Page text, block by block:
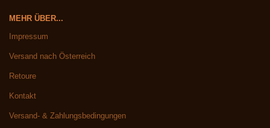
MEHR ÜBER...
Impressum
Versand nach Österreich
Retoure
Kontakt
Versand- & Zahlungsbedingungen